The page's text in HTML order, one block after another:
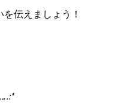
伝えましょう！
.:*